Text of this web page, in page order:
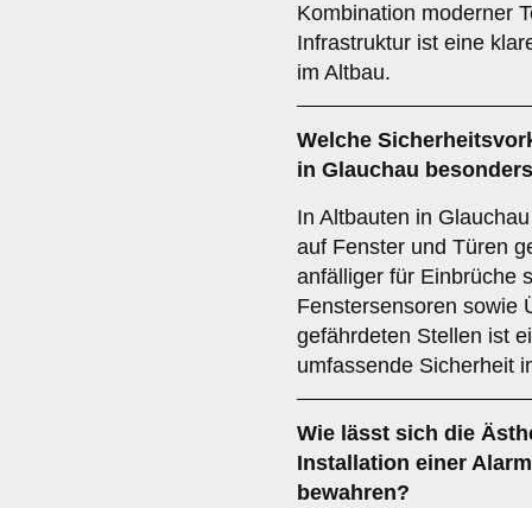
Kombination moderner
Infrastruktur ist eine
im Altbau.
Welche
in Glauchau
In Altbauten in
auf Fenster und Türen
anfälliger für Einbrüche
Fenstersensoren sowie
gefährdeten Stellen ist
umfassende Sicherheit
Wie lässt sich die
Installation einer
bewahren?